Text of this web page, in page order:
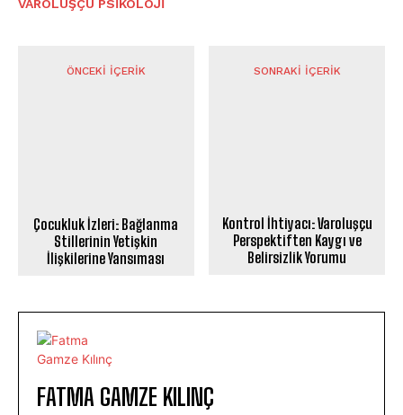
VAROLUŞÇU PSIKOLOJI
ÖNCEKI İÇERIK
Çocukluk İzleri: Bağlanma
Stillerinin Yetişkin
İlişkilerine Yansıması
SONRAKI İÇERIK
Kontrol İhtiyacı: Varoluşçu
Perspektiften Kaygı ve
Belirsizlik Yorumu
FATMA GAMZE KILINÇ